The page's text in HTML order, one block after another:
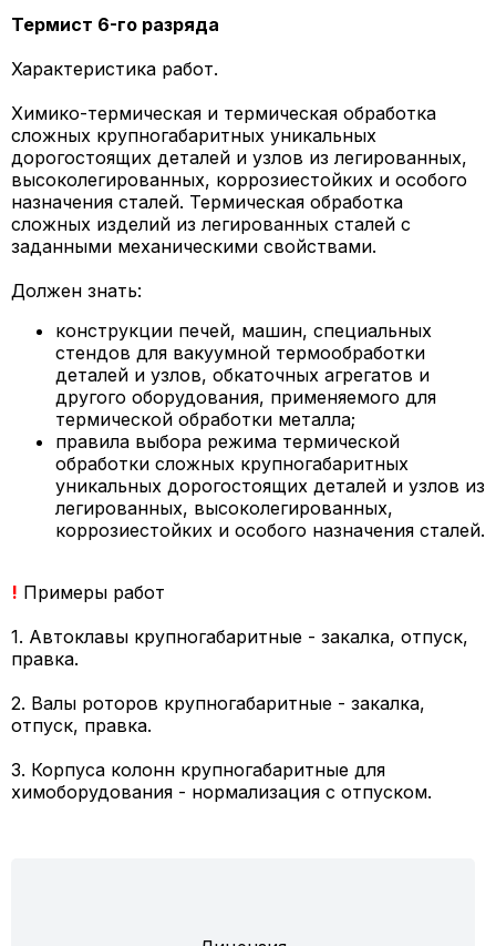
Термист 6-го разряда
Характеристика работ.
Химико-термическая и термическая обработка
сложных крупногабаритных уникальных
дорогостоящих деталей и узлов из легированных,
высоколегированных, коррозиестойких и особого
назначения сталей. Термическая обработка
сложных изделий из легированных сталей с
заданными механическими свойствами.
Должен знать:
конструкции печей, машин, специальных
стендов для вакуумной термообработки
деталей и узлов, обкаточных агрегатов и
другого оборудования, применяемого для
термической обработки металла;
правила выбора режима термической
обработки сложных крупногабаритных
уникальных дорогостоящих деталей и узлов из
легированных, высоколегированных,
коррозиестойких и особого назначения сталей.
! Примеры работ
1. Автоклавы крупногабаритные - закалка, отпуск,
правка.
2. Валы роторов крупногабаритные - закалка,
отпуск, правка.
3. Корпуса колонн крупногабаритные для
химоборудования - нормализация с отпуском.